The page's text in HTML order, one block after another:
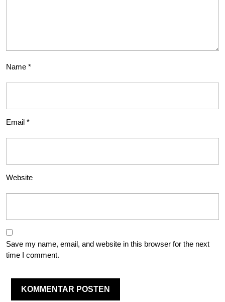
Name *
Email *
Website
Save my name, email, and website in this browser for the next
time I comment.